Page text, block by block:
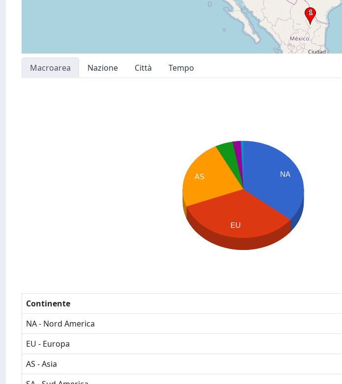
Macroarea Nazione Città
Tempo
NA
AS
EU
Continente
NA - Nord America
EU - Europa
AS - Asia